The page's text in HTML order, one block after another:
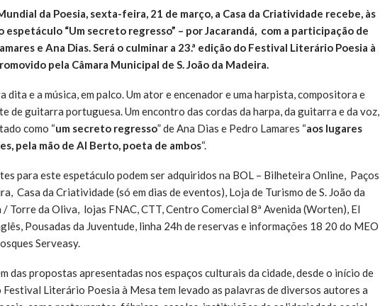
da Poesia, sexta-feira, 21 de março, a Casa da Criatividade recebe, às
espetáculo “Um secreto regresso” – por Jacarandá, com a participação de
e Ana Dias. Será o culminar a 23.ª edição do Festival Literário Poesia à
pela Câmara Municipal de S. João da Madeira.
dita e a música, em palco. Um ator e encenador e uma harpista, compositora e
de guitarra portuguesa. Um encontro das cordas da harpa, da guitarra e da voz,
como “um secreto regresso” de Ana Dias e Pedro Lamares “aos lugares
pela mão de Al Berto, poeta de ambos“.
para este espetáculo podem ser adquiridos na BOL – Bilheteira Online, Paços
Casa da Criatividade (só em dias de eventos), Loja de Turismo de S. João da
/ Torre da Oliva, lojas FNAC, CTT, Centro Comercial 8ª Avenida (Worten), El
Pousadas da Juventude, linha 24h de reservas e informações 18 20 do MEO
Serveasy.
das propostas apresentadas nos espaços culturais da cidade, desde o início de
Festival Literário Poesia à Mesa tem levado as palavras de diversos autores a